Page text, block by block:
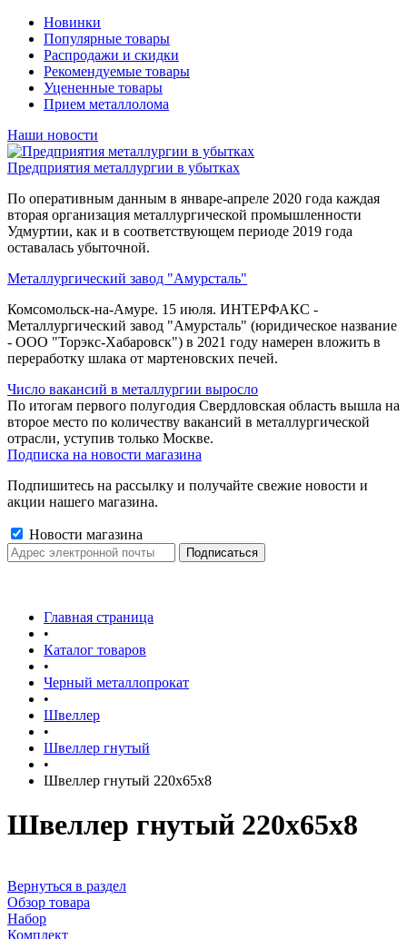
Новинки
Популярные товары
Распродажи и скидки
Рекомендуемые товары
Уцененные товары
Прием металлолома
Наши новости
Предприятия металлургии в убытках
По оперативным данным в январе-апреле 2020 года каждая
вторая организация металлургической промышленности
Удмуртии, как и в соответствующем периоде 2019 года
оставалась убыточной.
Металлургический завод "Амурсталь"
Комсомольск-на-Амуре. 15 июля. ИНТЕРФАКС -
Металлургический завод "Амурсталь" (юридическое название
- ООО "Торэкс-Хабаровск") в 2021 году намерен вложить в
переработку шлака от мартеновских печей.
Число вакансий в металлургии выросло
По итогам первого полугодия Свердловская область вышла на
второе место по количеству вакансий в металлургической
отрасли, уступив только Москве.
Подписка на новости магазина
Подпишитесь на рассылку и получайте свежие новости и
акции нашего магазина.
Новости магазина
Главная страница
•
Каталог товаров
•
Черный металлопрокат
•
Швеллер
•
Швеллер гнутый
•
Швеллер гнутый 220х65х8
Швеллер гнутый 220х65х8
Вернуться в раздел
Обзор товара
Набор
Комплект